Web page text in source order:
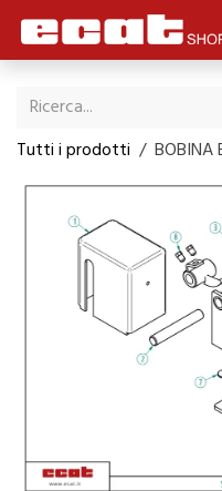
Passa al contenuto
Tutti i prodotti BOBINA